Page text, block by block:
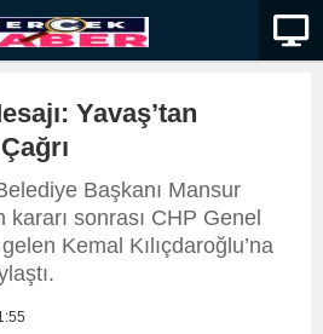
Yavaş’tan
Başkanı Mansur
sonrası CHP Genel
Kemal Kılıçdaroğlu’na